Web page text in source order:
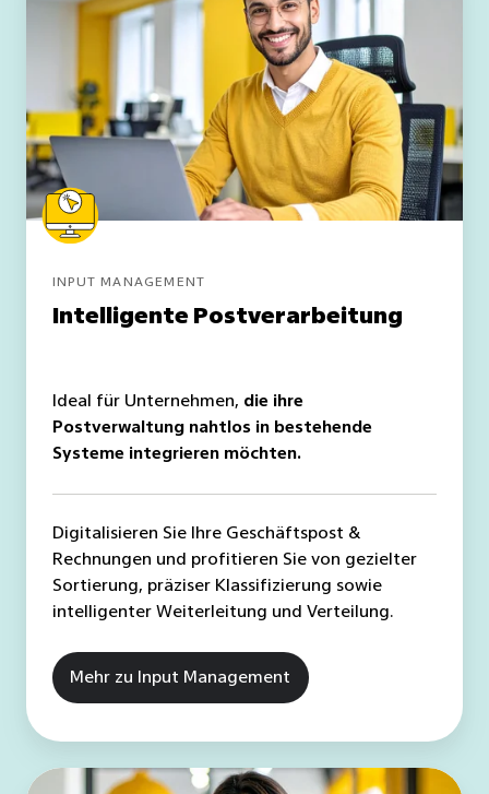
INPUT MANAGEMENT
Intelligente Postverarbeitung
Ideal für Unternehmen, die ihre
Postverwaltung nahtlos in bestehende
Systeme integrieren möchten.
Digitalisieren Sie Ihre Geschäftspost &
Rechnungen und profitieren Sie von gezielter
Sortierung, präziser Klassifizierung sowie
intelligenter Weiterleitung und Verteilung.
Mehr zu Input Management
Revisionssichere